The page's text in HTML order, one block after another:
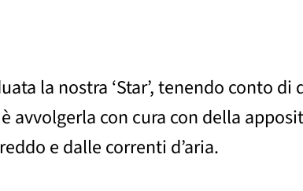
la nostra ‘Star’, tenendo conto
avvolgerla con cura con della
e dalle correnti d’aria.